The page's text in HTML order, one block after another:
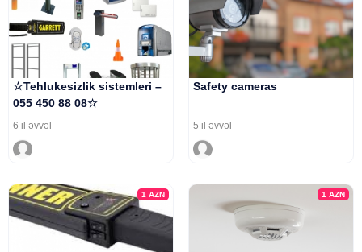
☆Tehlukesizlik sistemleri –
055 450 88 08☆
6 il əvvəl
Safety cameras
5 il əvvəl
1AZN 1 AZN